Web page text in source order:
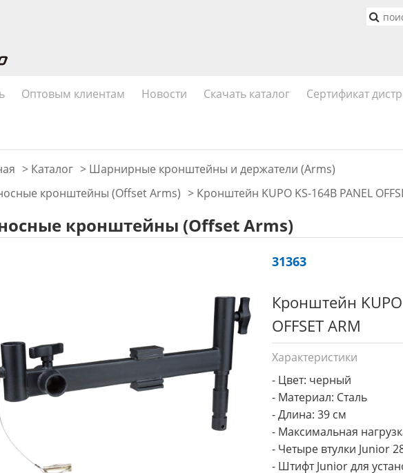
Оптовым клиентам Новости Скачать каталог Сертификат
> Каталог > Шарнирные кронштейны и держатели (Arms)
кронштейны (Offset Arms) > Кронштейн KUPO KS-164B PANEL
кронштейны (Offset Arms)
31363
Кронштейн KUPO
OFFSET ARM
Характеристики
- Цвет: черный
- Материал: Сталь
- Длина: 39 см
- Максимальная
- Четыре втулки Junior
- Штифт Junior для